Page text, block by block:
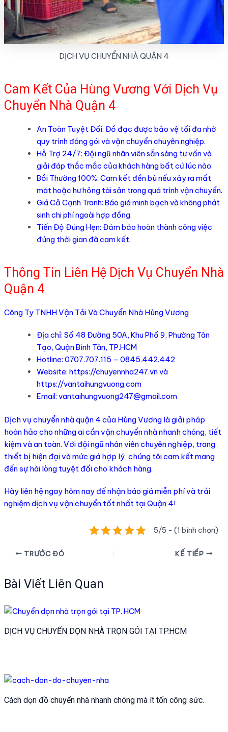
DỊCH VỤ CHUYỂN NHÀ QUẬN 4
Cam Kết Của Hùng Vương Với Dịch Vụ
Chuyển Nhà Quận 4
An Toàn Tuyệt Đối: Đồ đạc được bảo vệ tối đa nhờ
quy trình đóng gói và vận chuyển chuyên nghiệp.
Hỗ Trợ 24/7: Đội ngũ nhân viên sẵn sàng tư vấn và
giải đáp thắc mắc của khách hàng bất cứ lúc nào.
Bồi Thường 100%: Cam kết đền bù nếu xảy ra mất
mát hoặc hư hỏng tài sản trong quá trình vận chuyển.
Giá Cả Cạnh Tranh: Báo giá minh bạch và không phát
sinh chi phí ngoài hợp đồng.
Tiến Độ Đúng Hẹn: Đảm bảo hoàn thành công việc
đúng thời gian đã cam kết.
Thông Tin Liên Hệ Dịch Vụ Chuyển Nhà
Quận 4
Công Ty TNHH Vận Tải Và Chuyển Nhà Hùng Vương
Địa chỉ: Số 48 Đường 50A, Khu Phố 9, Phường Tân
Tạo, Quận Bình Tân, TP.HCM
Hotline: 0707.707.115 – 0845.442.442
Website: https://chuyennha247.vnvà
https://vantaihungvuong.com
Email: vantaihungvuong247@gmail.com
Dịch vụ chuyển nhà quận 4 của Hùng Vương là giải pháp
hoàn hảo cho những ai cần vận chuyển nhà nhanh chóng, tiết
kiệm và an toàn. Với đội ngũ nhân viên chuyên nghiệp, trang
thiết bị hiện đại và mức giá hợp lý, chúng tôi cam kết mang
đến sự hài lòng tuyệt đối cho khách hàng.
Hãy liên hệ ngay hôm nay để nhận báo giá miễn phí và trải
nghiệm dịch vụ vận chuyển tốt nhất tại Quận 4!
5/5 - (1 bình chọn)
Điều
bài
viết
TRƯỚC ĐÓ KẾ TIẾP
Bài Viết Liên Quan
DỊCH VỤ CHUYỂN DỌN NHÀ TRỌN GÓI TẠI TP.HCM
Cách dọn đồ chuyển nhà nhanh chóng mà ít tốn công sức.